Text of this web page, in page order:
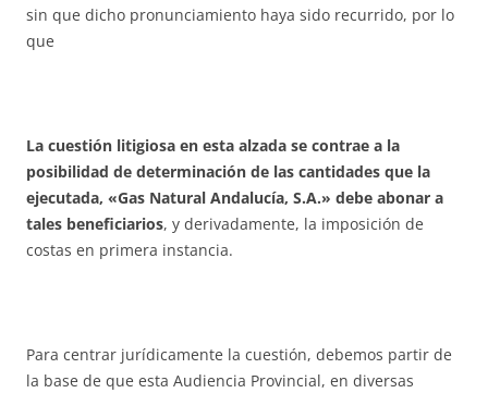
sin que dicho pronunciamiento haya sido recurrido, por lo
que
La cuestión litigiosa en esta alzada se contrae a la
posibilidad de determinación de las cantidades que la
ejecutada, «Gas Natural Andalucía, S.A.» debe abonar a
tales beneficiarios, y derivadamente, la imposición de
costas en primera instancia.
Para centrar jurídicamente la cuestión, debemos partir de
la base de que esta Audiencia Provincial, en diversas